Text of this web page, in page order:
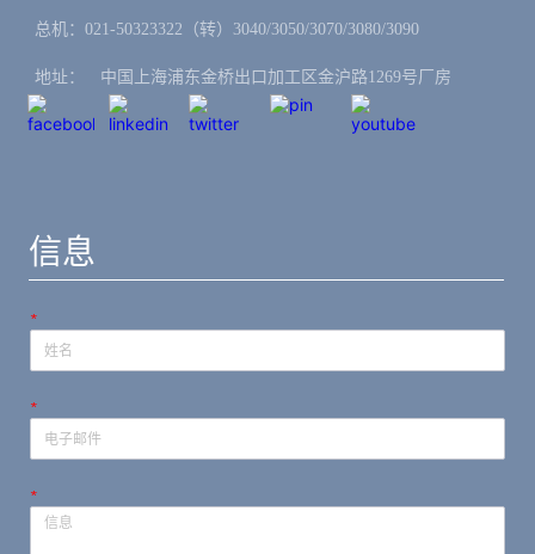
总机：021-50323322（转）3040/3050/3070/3080/3090
地址：ㅤ中国上海浦东金桥出口加工区金沪路1269号厂房
信息
*
*
*